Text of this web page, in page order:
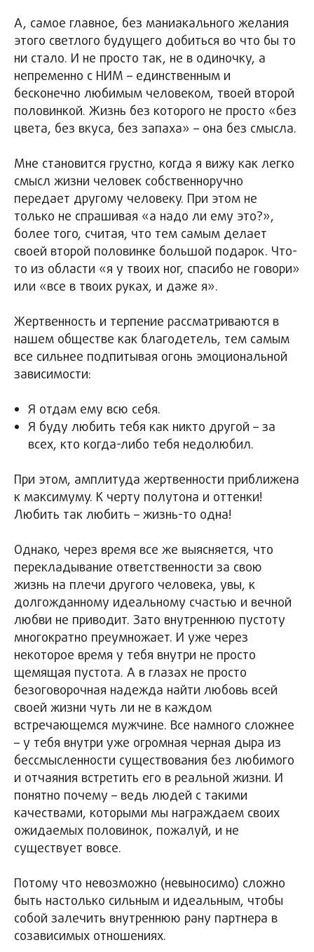
А, самое главное, без маниакального желания
этого светлого будущего добиться во что бы то
ни стало. И не просто так, не в одиночку, а
непременно с НИМ – единственным и
бесконечно любимым человеком, твоей второй
половинкой. Жизнь без которого не просто «без
цвета, без вкуса, без запаха» – она без смысла.
Мне становится грустно, когда я вижу как легко
смысл жизни человек собственноручно
передает другому человеку. При этом не
только не спрашивая «а надо ли ему это?»,
более того, считая, что тем самым делает
своей второй половинке большой подарок. Что-
то из области «я у твоих ног, спасибо не говори»
или «все в твоих руках, и даже я».
Жертвенность и терпение рассматриваются в
нашем обществе как благодетель, тем самым
все сильнее подпитывая огонь эмоциональной
зависимости:
Я отдам ему всю себя.
Я буду любить тебя как никто другой – за
всех, кто когда-либо тебя недолюбил.
При этом, амплитуда жертвенности приближена
к максимуму. К черту полутона и оттенки!
Любить так любить – жизнь-то одна!
Однако, через время все же выясняется, что
перекладывание ответственности за свою
жизнь на плечи другого человека, увы, к
долгожданному идеальному счастью и вечной
любви не приводит. Зато внутреннюю пустоту
многократно преумножает. И уже через
некоторое время у тебя внутри не просто
щемящая пустота. А в глазах не просто
безоговорочная надежда найти любовь всей
своей жизни чуть ли не в каждом
встречающемся мужчине. Все намного сложнее
– у тебя внутри уже огромная черная дыра из
бессмысленности существования без любимого
и отчаяния встретить его в реальной жизни. И
понятно почему – ведь людей с такими
качествами, которыми мы награждаем своих
ожидаемых половинок, пожалуй, и не
существует вовсе.
Потому что невозможно (невыносимо) сложно
быть настолько сильным и идеальным, чтобы
собой залечить внутреннюю рану партнера в
созависимых отношениях.